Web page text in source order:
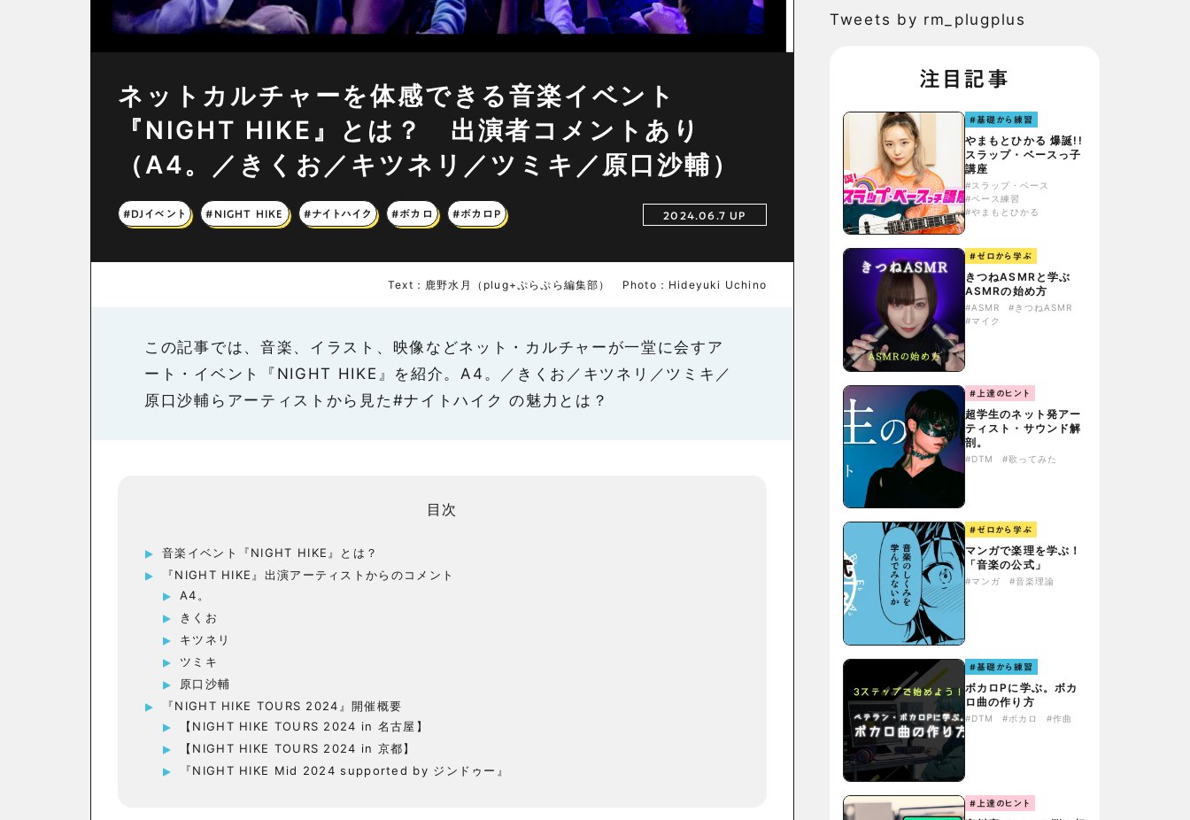
ネットカルチャーを体感できる音楽イベント
『NIGHT HIKE』とは？ 出演者コメントあり
（A4。／きくお／キツネリ／ツミキ／原口沙輔）
#DJイベント #NIGHT HIKE #ナイトハイク #ボカロ #ボカロP 2024.06.7 UP
Text：鹿野水月（plug+ぷらぷら編集部） Photo：Hideyuki Uchino
この記事では、音楽、イラスト、映像などネット・カルチャーが一堂に会すア
ート・イベント『NIGHT HIKE』を紹介。A4。／きくお／キツネリ／ツミキ／
原口沙輔らアーティストから見た#ナイトハイク の魅力とは？
目次
音楽イベント『NIGHT HIKE』とは？
『NIGHT HIKE』出演アーティストからのコメント
A4。
きくお
キツネリ
ツミキ
原口沙輔
『NIGHT HIKE TOURS 2024』開催概要
【NIGHT HIKE TOURS 2024 in 名古屋】
【NIGHT HIKE TOURS 2024 in 京都】
『NIGHT HIKE Mid 2024 supported by ジンドゥー』
Tweets by rm_plugplus
注目記事
#基礎から練習
やまもとひかる 爆誕!!
スラップ・ベースっ子
講座
#スラップ・ベース
#ベース練習
#やまもとひかる
#ゼロから学ぶ
きつねASMRと学ぶ
ASMRの始め方
#ASMR
#きつねASMR
#マイク
#上達のヒント
超学生のネット発アー
ティスト・サウンド解
剖。
#DTM #歌ってみた
#ゼロから学ぶ
マンガで楽理を学ぶ！
「音楽の公式」
#マンガ #音楽理論
#基礎から練習
ボカロPに学ぶ。ボカ
ロ曲の作り方
#DTM #ボカロ #作曲
#上達のヒント